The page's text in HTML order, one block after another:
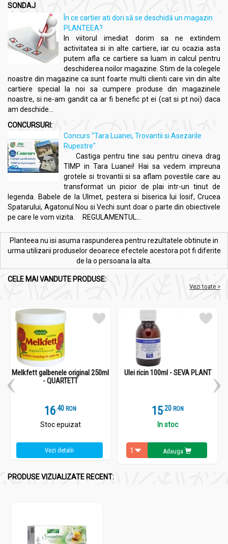
SONDAJ
În ce cartier ati dori să se deschidă un magazin
PLANTEEA?
In viitorul imediat dorim sa ne extindem
activitatea si in alte cartiere, iar cu ocazia asta
putem afla ce cartiere sa luam in calcul pentru
deschiderea noilor magazine. Stim de la colegele
noastre din magazine ca sunt foarte multi clienti care vin din alte
cartiere special la noi sa cumpere produse din magazinele
noastre, si ne-am gandit ca ar fi benefic pt ei (cat si pt noi) daca
am deschide...
CONCURSURI:
Concurs "Tara Luanei, Trovantii si Asezarile
Rupestre"
Castiga pentru tine sau pentru cineva drag
TIMP in Tara Luanei! Hai sa vedem impreuna
grotele si trovantii si sa aflam povestile care au
transformat un picior de plai intr-un tinut de
legenda. Babele de la Ulmet, pestera si biserica lui Iosif, Crucea
Spatarului, Agatonul Nou si Vechi sunt doar o parte din obiectivele
pe care le vom vizita. REGULAMENTUL...
Planteea nu isi asuma raspunderea pentru rezultatele obtinute in
urma utilizarii produselor deoarece efectele acestora pot fi diferite
de la o persoana la alta.
CELE MAI VANDUTE PRODUSE:
Vezi toate >
Melkfett galbenele original 250ml
- QUARTETT
16.4 RON
Stoc epuizat
Vezi detalii
Ulei ricin 100ml - SEVA PLANT
15.2 RON
In stoc
Adauga
PRODUSE VIZUALIZATE RECENT: